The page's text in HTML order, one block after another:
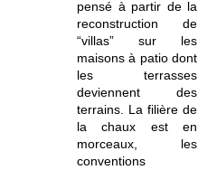
pensé à partir de la
reconstruction de
“villas” sur les
maisons à patio dont
les terrasses
deviennent des
terrains. La filière de
la chaux est en
morceaux, les
conventions